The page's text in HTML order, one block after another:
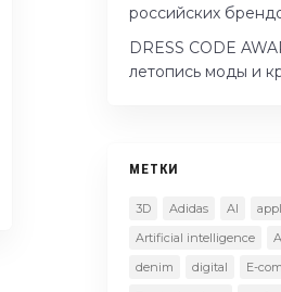
российских
DRESS CODE
летопись моды и
МЕТКИ
3D Adidas AI
Artificial intelligence
denim
digital E-